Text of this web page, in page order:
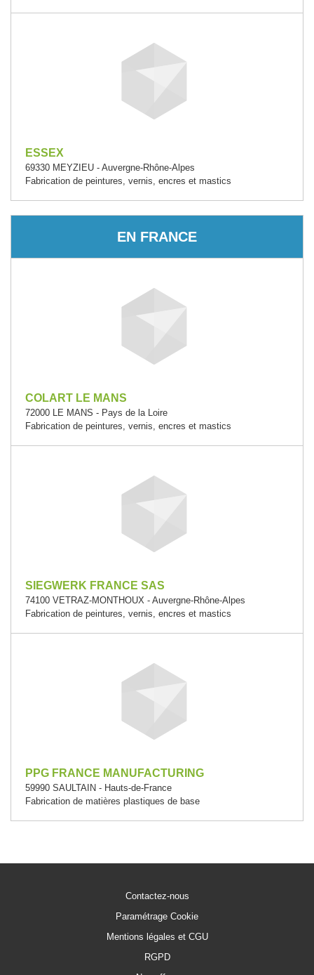
ESSEX
69330 MEYZIEU - Auvergne-Rhône-Alpes
Fabrication de peintures, vernis, encres et mastics
EN FRANCE
COLART LE MANS
72000 LE MANS - Pays de la Loire
Fabrication de peintures, vernis, encres et mastics
SIEGWERK FRANCE SAS
74100 VETRAZ-MONTHOUX - Auvergne-Rhône-Alpes
Fabrication de peintures, vernis, encres et mastics
PPG FRANCE MANUFACTURING
59990 SAULTAIN - Hauts-de-France
Fabrication de matières plastiques de base
Contactez-nous
Paramétrage Cookie
Mentions légales et CGU
RGPD